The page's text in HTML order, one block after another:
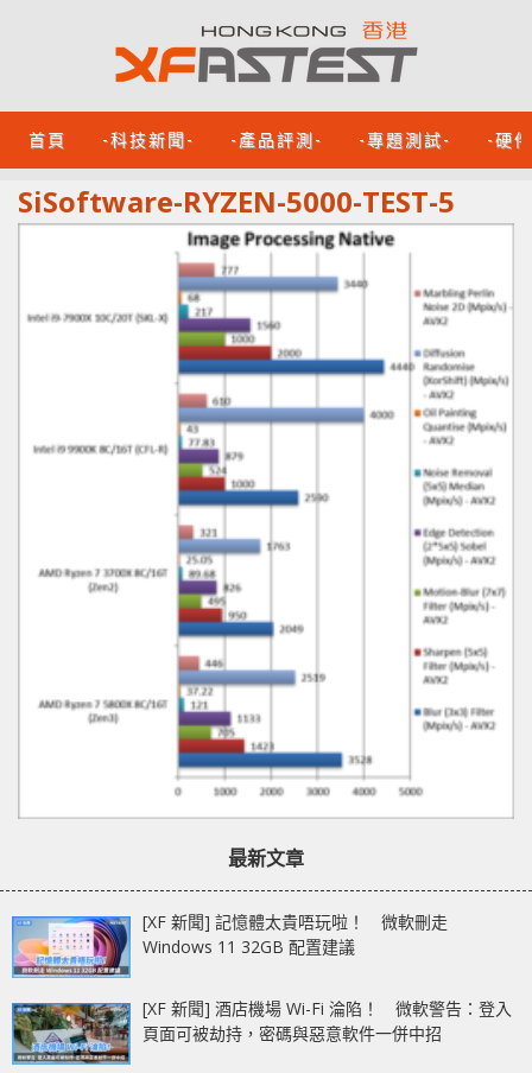
首頁 -科技新聞- -產品評測- -專題測試- -硬
SiSoftware-RYZEN-5000-TEST-5
最新文章
[XF 新聞] 記憶體太貴唔玩啦！ 微軟刪走
Windows 11 32GB 配置建議
[XF 新聞] 酒店機場 Wi-Fi 淪陷！ 微軟警告：登入
頁面可被劫持，密碼與惡意軟件一併中招